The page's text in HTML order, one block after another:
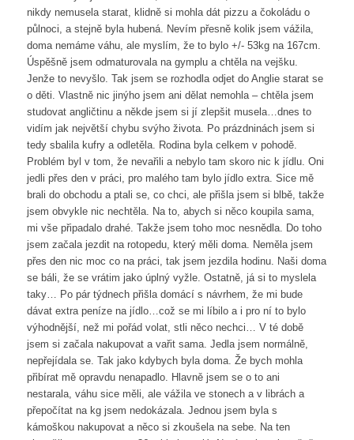
nikdy nemusela starat, klidně si mohla dát pizzu a čokoládu o
půlnoci, a stejně byla hubená. Nevím přesně kolik jsem vážila,
doma nemáme váhu, ale myslím, že to bylo +/- 53kg na 167cm.
Úspěšně jsem odmaturovala na gymplu a chtěla na vejšku.
Jenže to nevyšlo. Tak jsem se rozhodla odjet do Anglie starat se
o děti. Vlastně nic jinýho jsem ani dělat nemohla – chtěla jsem
studovat angličtinu a někde jsem si jí zlepšit musela…dnes to
vidím jak největší chybu svýho života. Po prázdninách jsem si
tedy sbalila kufry a odletěla. Rodina byla celkem v pohodě.
Problém byl v tom, že nevařili a nebylo tam skoro nic k jídlu. Oni
jedli přes den v práci, pro malého tam bylo jídlo extra. Sice mě
brali do obchodu a ptali se, co chci, ale přišla jsem si blbě, takže
jsem obvykle nic nechtěla. Na to, abych si něco koupila sama,
mi vše připadalo drahé. Takže jsem toho moc nesnědla. Do toho
jsem začala jezdit na rotopedu, který měli doma. Neměla jsem
přes den nic moc co na práci, tak jsem jezdila hodinu. Naši doma
se báli, že se vrátim jako úplný vyžle. Ostatně, já si to myslela
taky… Po pár týdnech přišla domácí s návrhem, že mi bude
dávat extra peníze na jídlo…což se mi líbilo a i pro ní to bylo
výhodnější, než mi pořád volat, stli něco nechci… V té době
jsem si začala nakupovat a vařit sama. Jedla jsem normálně,
nepřejídala se. Tak jako kdybych byla doma. Že bych mohla
přibírat mě opravdu nenapadlo. Hlavně jsem se o to ani
nestarala, váhu sice měli, ale vážila ve stonech a v librách a
přepočítat na kg jsem nedokázala. Jednou jsem byla s
kámoškou nakupovat a něco si zkoušela na sebe. Na ten